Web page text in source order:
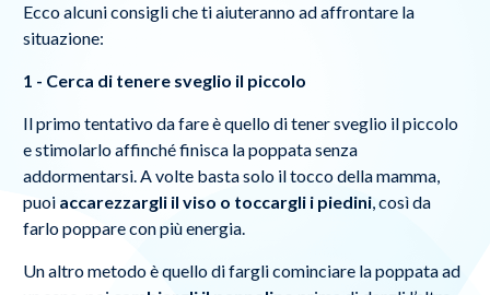
Ecco alcuni consigli che ti aiuteranno ad affrontare la
situazione:
1 - Cerca di tenere sveglio il piccolo
Il primo tentativo da fare è quello di tener sveglio il piccolo
e stimolarlo affinché finisca la poppata senza
addormentarsi. A volte basta solo il tocco della mamma,
puoi accarezzargli il viso o toccargli i piedini, così da
farlo poppare con più energia.
Un altro metodo è quello di fargli cominciare la poppata ad